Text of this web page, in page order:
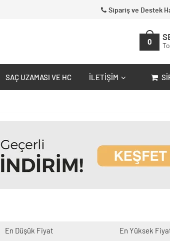
Sipariş ve Destek
0
SAÇ UZAMASI VE HC İLETIŞIM
En Düşük Fiyat En Yüksek